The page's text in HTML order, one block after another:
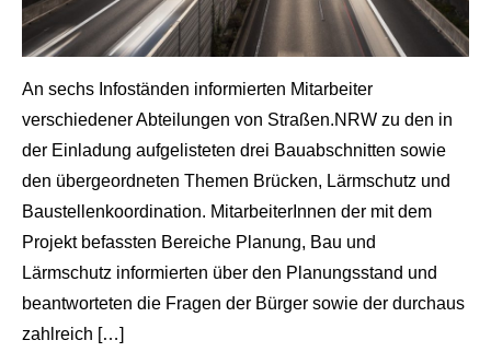
shot von W.Sondermann
An sechs Infoständen informierten Mitarbeiter
verschiedener Abteilungen von Straßen.NRW zu den in
der Einladung aufgelisteten drei Bauabschnitten sowie
den übergeordneten Themen Brücken, Lärmschutz und
Baustellenkoordination. MitarbeiterInnen der mit dem
Projekt befassten Bereiche Planung, Bau und
Lärmschutz informierten über den Planungsstand und
beantworteten die Fragen der Bürger sowie der durchaus
zahlreich […]